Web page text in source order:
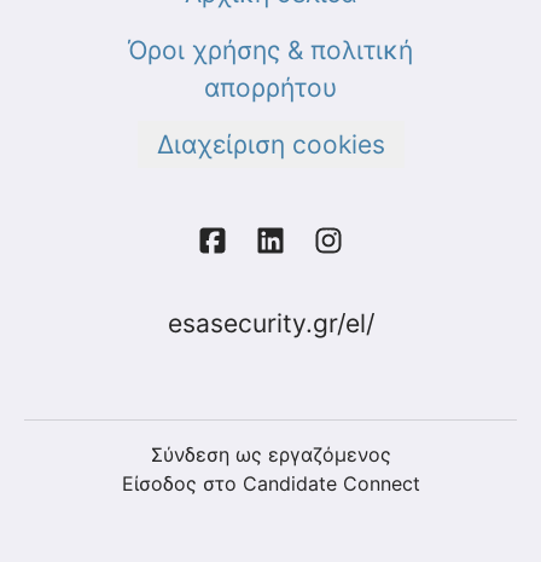
Όροι χρήσης & πολιτική
απορρήτου
Διαχείριση cookies
esasecurity.gr/el/
Σύνδεση ως εργαζόμενος
Είσοδος στο Candidate Connect